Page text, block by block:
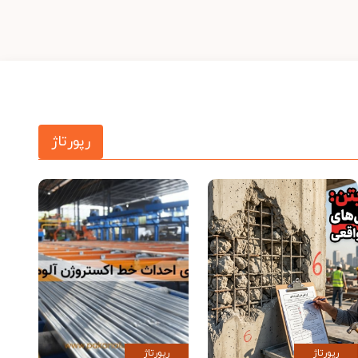
رپورتاژ
رپورتاژ رپورتاژ